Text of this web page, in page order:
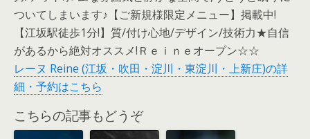
ついてしまいます♪【ご新規様限定メニュー】掲載中!
【江坂駅徒歩1分!】質/付け心地/デザイン/技術力★自信
があるから絶対オススメ!Ｒｅｉｎｅオープン☆☆
レーヌ Reine (江坂・吹田・淀川・東淀川・上新庄)の詳
細・予約はこちら
こちらの記事もどうぞ